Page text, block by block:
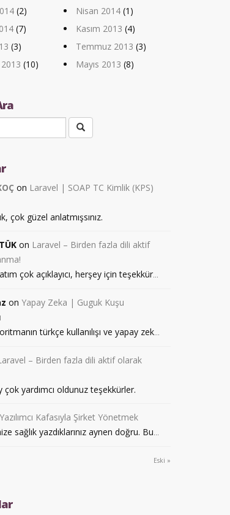
(2) Nisan 2014 (1)
(7) Kasım 2013 (4)
(3) Temmuz 2013 (3)
(10) Mayıs 2013 (8)
on Laravel | SOAP TC Kimlik (KPS)
çok güzel anlatmışsınız.
on Laravel – Birden fazla dili aktif
çok açıklayıcı, herşey için teşekkür...
on Yapay Zeka | Guguk Kuşu
türkçe kullanılışı ve yapay zek...
– Birden fazla dili aktif olarak
çok yardımcı oldunuz teşekkürler.
Yazılımcı Kafasıyla Şirket Yönetmek
sağlık yazdıklarınız aynen doğru. Bu...
Eski »